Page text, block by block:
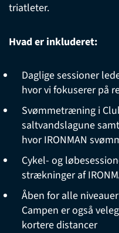
triatleter.
Hvad er inkluderet:
Daglige sessioner
hvor vi fokuserer på
Svømmetræning i
saltvandslagune
hvor IRONMAN
Cykel- og
strækninger af
Åben for alle
Campen er også
kortere distancer